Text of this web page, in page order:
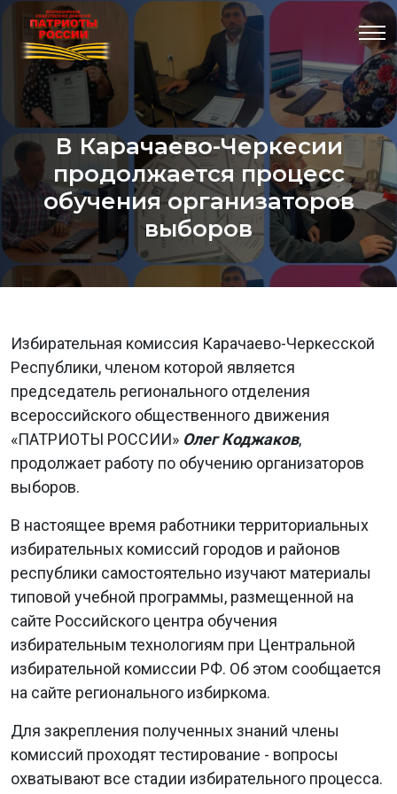
В Карачаево-Черкесии
продолжается процесс
обучения организаторов
выборов
Избирательная комиссия Карачаево-Черкесской
Республики, членом которой является
председатель регионального отделения
всероссийского общественного движения
«ПАТРИОТЫ РОССИИ» Олег Коджаков,
продолжает работу по обучению организаторов
выборов.
В настоящее время работники территориальных
избирательных комиссий городов и районов
республики самостоятельно изучают материалы
типовой учебной программы, размещенной на
сайте Российского центра обучения
избирательным технологиям при Центральной
избирательной комиссии РФ. Об этом сообщается
на сайте регионального избиркома.
Для закрепления полученных знаний члены
комиссий проходят тестирование - вопросы
охватывают все стадии избирательного процесса.